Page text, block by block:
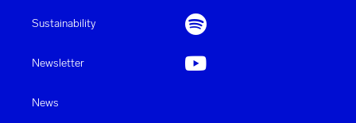
Sustainability
Newsletter
News